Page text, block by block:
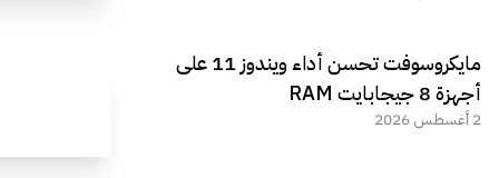
مايكروسوفت تحسن أداء ويندوز 11 على
أجهزة 8 جيجابايت RAM
2 أغسطس 2026